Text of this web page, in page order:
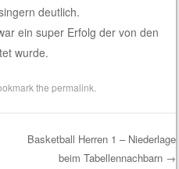
deutlich.
ein super Erfolg der von den
wurde.
thepermalink
Basketball Herren 1 – Niederlage
beim Tabellennachbarn →